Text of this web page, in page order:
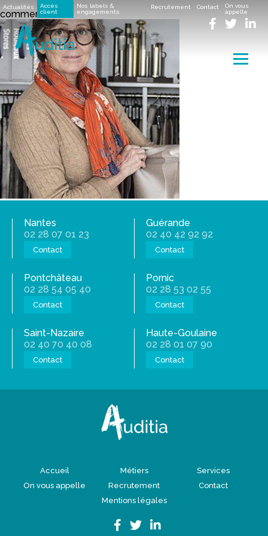
Actualités
Accès
client
Nos labels &
engagements
Recrutement Contact
On vous
appelle
Accueil>Métiers >commercant
commercant
Nantes
02 28 07 01 23
Contact
Guérande
02 40 42 92 92
Contact
Pontchâteau
02 28 54 05 40
Contact
Pornic
02 28 53 02 55
Contact
Saint-Nazaire
02 40 70 40 08
Contact
Haute-Goulaine
02 28 01 07 90
Contact
Accueil Métiers
Services
On vous appelle
Recrutement
Contact
Mentions légales